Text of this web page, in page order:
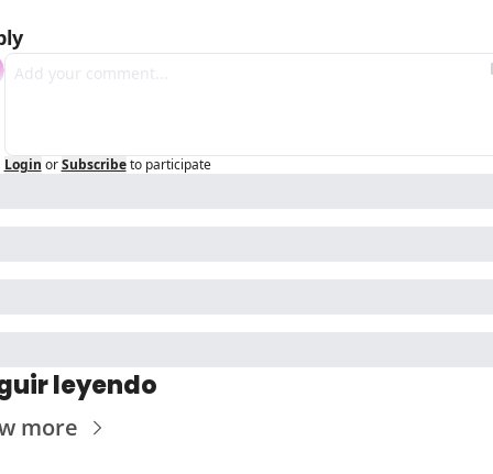
Login or Subscribe to participate
leyendo
more